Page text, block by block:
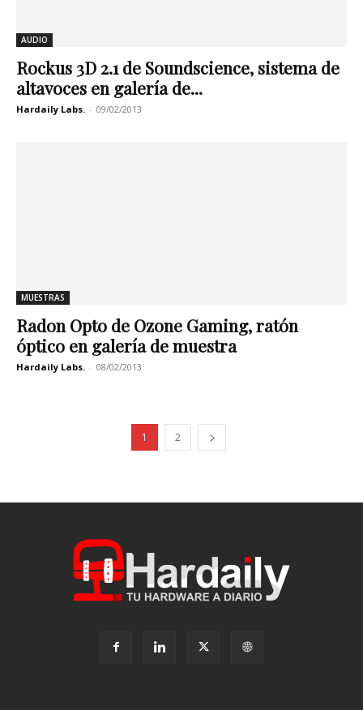
AUDIO
Rockus 3D 2.1 de Soundscience, sistema de
altavoces en galería de...
Hardaily Labs. - 09/02/2013
MUESTRAS
Radon Opto de Ozone Gaming, ratón
óptico en galería de muestra
Hardaily Labs. - 08/02/2013
1 2